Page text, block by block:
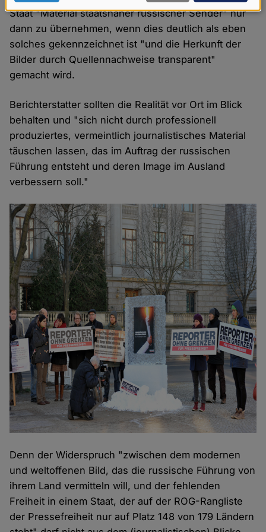
Staat "Material staatsnaher russischer Sender" nur
dann zu übernehmen, wenn dies deutlich als eben
solches gekennzeichnet ist "und die Herkunft der
Bilder durch Quellennachweise transparent"
gemacht wird.
Berichterstatter sollten die Realität vor Ort im Blick
behalten und "sich nicht durch professionell
produziertes, vermeintlich journalistisches Material
täuschen lassen, das im Auftrag der russischen
Führung entsteht und deren Image im Ausland
verbessern soll."
Denn der Widerspruch "zwischen dem modernen
und weltoffenen Bild, das die russische Führung von
ihrem Land vermitteln will, und der fehlenden
Freiheit in einem Staat, der auf der ROG-Rangliste
der Pressefreiheit nur auf Platz 148 von 179 Ländern
Daten
und
Cookies